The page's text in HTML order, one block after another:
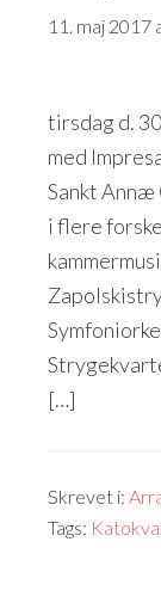
11. maj 2017
tirsdag d.
med
Sankt Annæ
i flere
[…]
Skrevet i:
Tags: